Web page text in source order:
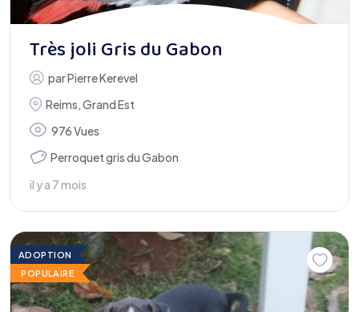
Très joli Gris du Gabon
parPierre Kerevel
Reims,Grand Est
976 Vues
Perroquet gris du Gabon
il y a 7 mois
ADOPTION
POPULAIRE